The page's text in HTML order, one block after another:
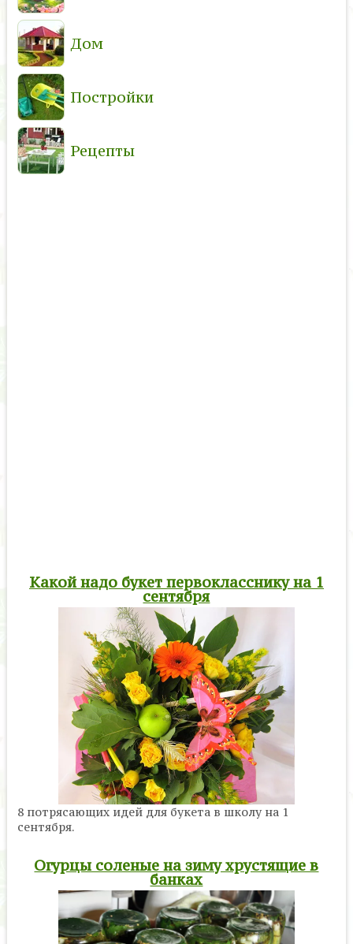
Дом
Постройки
Рецепты
Какой надо букет первокласснику на 1
сентября
8 потрясающих идей для букета в школу на 1
сентября.
Огурцы соленые на зиму хрустящие в
банках